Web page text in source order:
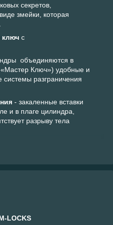
секретов,
змейки, которая
ключ с
объединяются в
Ключ») удобные и
разграничения
- закаленные вставки
и в плаге цилиндра,
разрыву тела
LOCKS